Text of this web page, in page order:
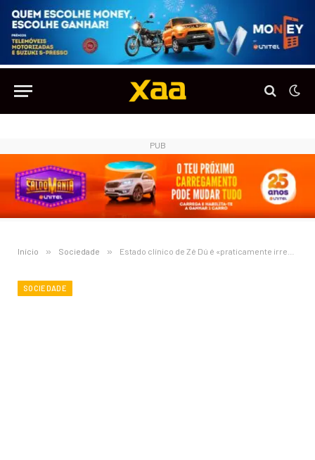
PUB
Início » Sociedade » Estado clínico de Zé Dú é «praticamente irreversível», avança imprensa portuguesa
SOCIEDADE